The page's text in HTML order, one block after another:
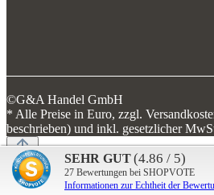
©G&A Handel GmbH
* Alle Preise in Euro, zzgl.
beschrieben) und inkl. gesetzlicher
Diese Website verwendet Cookies, um
bieten zu können.Mehr Informationen ...
SEHR GUT(4.86 / 5)
27 Bewertungen bei SHOPVOTE
Informationen zur Echtheit der